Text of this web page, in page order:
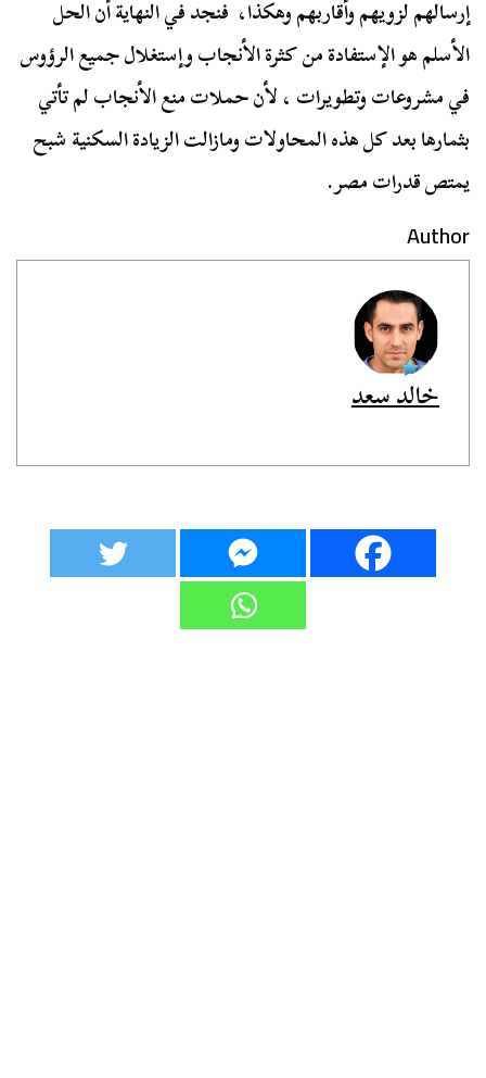
إرسالهم لزويهم وأقاربهم وهكذا، فنجد في النهاية أن الحل
الأسلم هو الإستفادة من كثرة الأنجاب وإستغلال جميع الرؤوس
في مشروعات وتطويرات ، لأن حملات منع الأنجاب لم تأتي
بثمارها بعد كل هذه المحاولات ومازالت الزيادة السكنية شبح
يمتص قدرات مصر.
Author
خالد سعد